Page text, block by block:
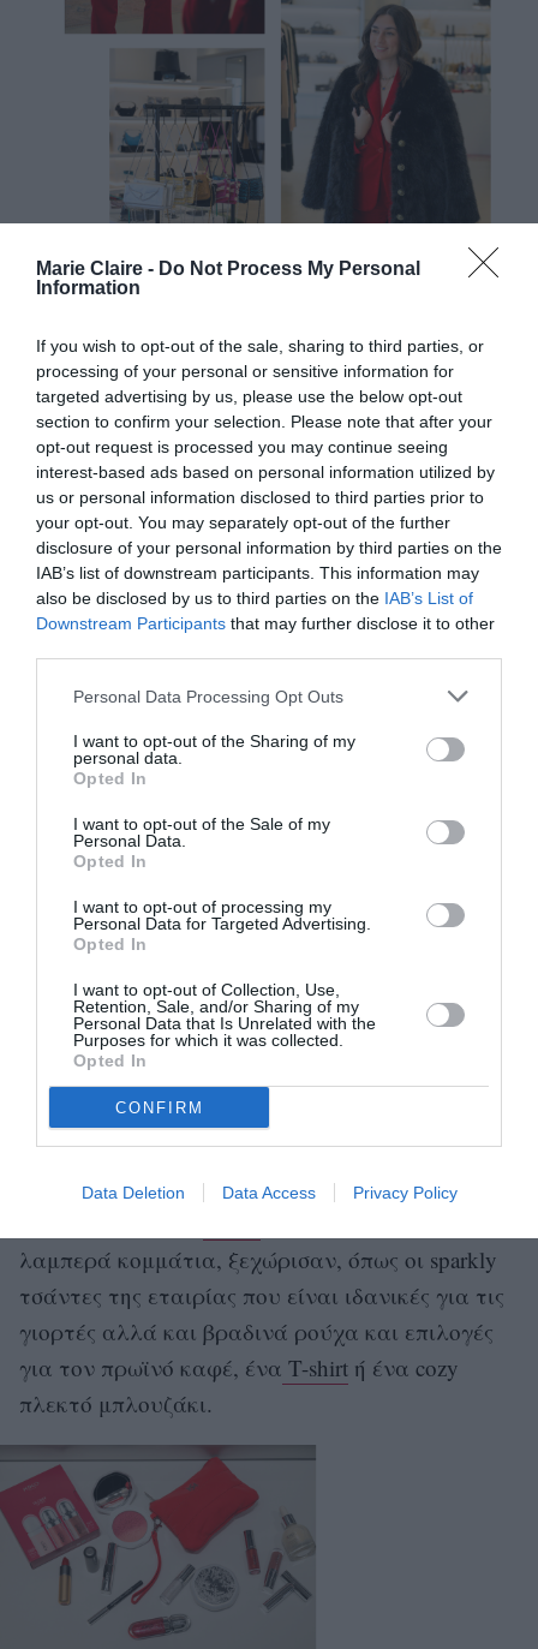
Marie Claire - Do Not Process My Personal
Information
If you wish to opt-out of the sale, sharing to third parties, or
processing of your personal or sensitive information for
targeted advertising by us, please use the below opt-out
section to confirm your selection. Please note that after your
opt-out request is processed you may continue seeing
interest-based ads based on personal information utilized by
us or personal information disclosed to third parties prior to
your opt-out. You may separately opt-out of the further
disclosure of your personal information by third parties on the
IAB’s list of downstream participants. This information may
also be disclosed by us to third parties on the IAB’s List of
Downstream Participants that may further disclose it to other
Personal Data Processing Opt Outs
I want to opt-out of the Sharing of my
personal data.
Opted In
I want to opt-out of the Sale of my
Personal Data.
Opted In
I want to opt-out of processing my
Personal Data for Targeted Advertising.
Opted In
I want to opt-out of Collection, Use,
Retention, Sale, and/or Sharing of my
Personal Data that Is Unrelated with the
Purposes for which it was collected.
Opted In
CONFIRM
Data Deletion Data Access Privacy Policy
Όμως, το πιο εντυπωσιακό σύνολο για το
πρωτοχρονιάτικο ρεβεγιόν, δεν θα μπορούσε να
είναι άλλο από το κατακόκκινο, βελούδινο σετ
κοστουμιού που δοκίμασα στο κατάστημα
& Voltaire. Συνδυάστηκε άψογα με μία μαύρη,
oversisedγoύνα , μαύρες γόβες αλλά και μία
οποιαδήποτε τσάντα από τις αμέτρητες
επιλογές που προσφέρει το brand.
λαμπερά κομμάτια, ξεχώρισαν, όπως οι sparkly
τσάντες της εταιρίας που είναι ιδανικές για τις
γιορτές αλλά και βραδινά ρούχα και επιλογές
για τον πρωϊνό καφέ, ένα T-shirt ή ένα cozy
πλεκτό μπλουζάκι.